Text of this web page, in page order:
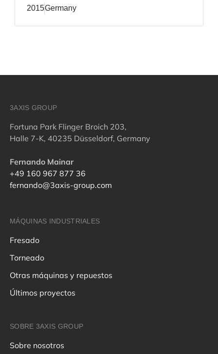
2015Germany
3AXIS GROUP
Fortuna Park Flinger Broich 203,
Halle 7-K, 40235 Düsseldorf, Germany
Fernando Mainar
+49 160 967 877 36
fernando@3axis-group.com
MÁQUINAS INDUSTRIALES
Fresado
Torneado
Otras máquinas y repuestos
Últimos proyectos
SOBRE 3AXIS GROUP
Sobre nosotros